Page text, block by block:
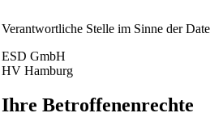
Verantwortliche Stelle im Sinne der
ESD GmbH
HV Hamburg
Ihre Betroffenenrechte